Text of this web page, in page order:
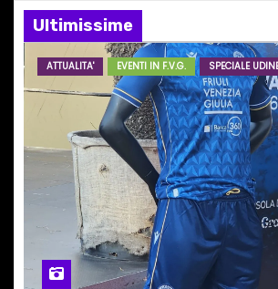
n
e
a
r
t
c
Ultimissime
ATTUALITA' EVENTI IN F.V.G. SPECIALE